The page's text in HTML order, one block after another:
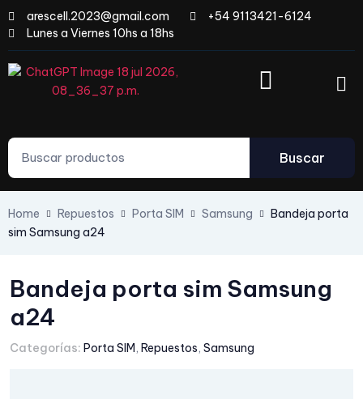
arescell.2023@gmail.com
+54 9113421-6124
Lunes a Viernes 10hs a 18hs
Buscar
Home Repuestos Porta SIM Samsung
Bandeja porta
sim Samsung a24
Bandeja porta sim Samsung
a24
Categorías: Porta SIM, Repuestos, Samsung